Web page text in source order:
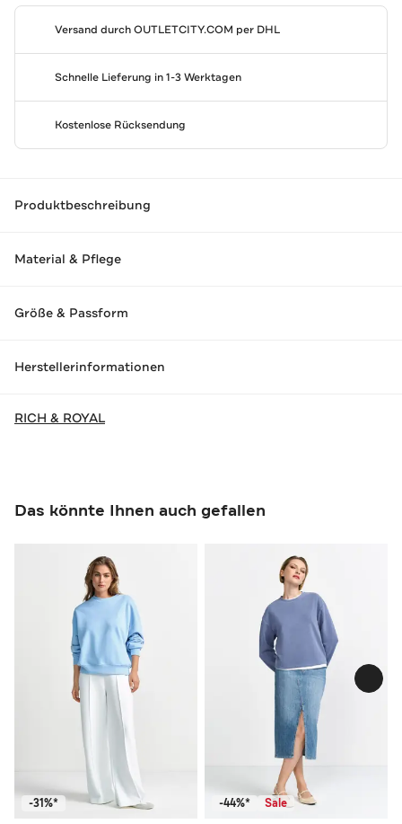
Versand durchOUTLETCITY.COM per DHL
Schnelle Lieferung in 1-3 Werktagen
Kostenlose Rücksendung
Produktbeschreibung
Material & Pflege
Größe & Passform
Herstellerinformationen
RICH & ROYAL
Das könnte Ihnen auch gefallen
-31%* -44%* Sale